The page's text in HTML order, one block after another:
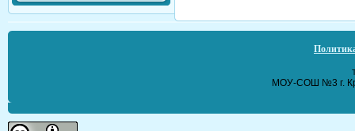
МОУ-СОШ №3 г.